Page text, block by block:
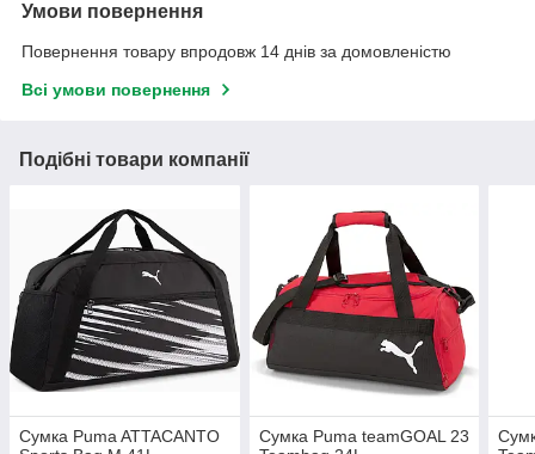
Умови повернення
Повернення товару впродовж 14 днів за домовленістю
Всі умови повернення
Подібні товари компанії
Сумка Puma ATTACANTO
Сумка Puma teamGOAL 23